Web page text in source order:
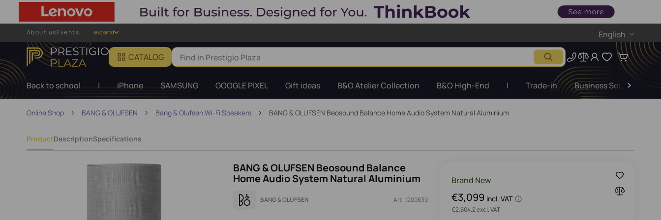
About usEvents expand English
CATALOG
Back to school | iPhone SAMSUNG GOOGLE PIXEL Gift ideas B&O Atelier Collection B&O High-End | Trade-in Business Solutions
Online Shop BANG & OLUFSEN Bang & Olufsen Wi-Fi Speakers BANG & OLUFSEN Beosound Balance Home Audio System Natural Aluminium
ProductDescriptionSpecifications
BANG & OLUFSEN Beosound Balance
Home Audio System Natural Aluminium
BANG & OLUFSEN Art: 1200630
Brand New
€3,099 incl. VAT
€2,604.2 excl. VAT